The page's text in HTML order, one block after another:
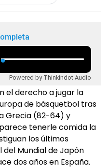
Powered by Thinkindot Audio
el derecho a jugar la
de básquetbol tras
Grecia (82-64) y
tenerle comida la
los últimos
Mundial de Japón
dos años en España.